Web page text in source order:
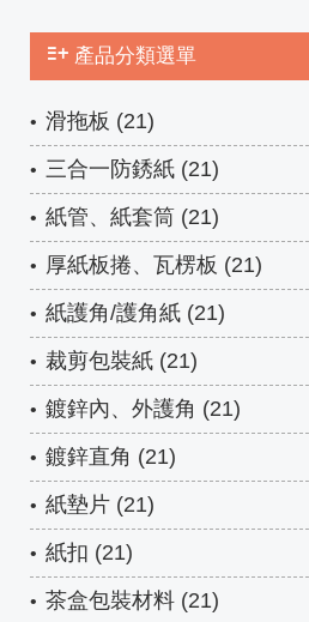
產品分類選單
滑拖板 (21)
三合一防銹紙 (21)
紙管、紙套筒 (21)
厚紙板捲、瓦楞板 (21)
紙護角/護角紙 (21)
裁剪包裝紙 (21)
鍍鋅內、外護角 (21)
鍍鋅直角 (21)
紙墊片 (21)
紙扣 (21)
茶盒包裝材料 (21)